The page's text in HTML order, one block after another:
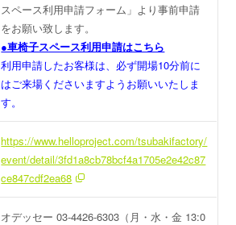
スペース利用申請フォーム」より事前申請
をお願い致します。
●車椅子スペース利用申請はこちら
利用申請したお客様は、必ず開場10分前に
はご来場くださいますようお願いいたしま
す。
https://www.helloproject.com/tsubakifactory/
event/detail/3fd1a8cb78bcf4a1705e2e42c87
ce847cdf2ea68
オデッセー 03-4426-6303（月・水・金 13:0